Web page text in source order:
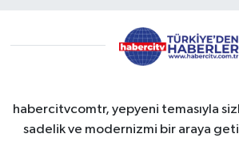
habercitvcomtr, yepyeni temasıyla
sadelik ve modernizmi bir araya